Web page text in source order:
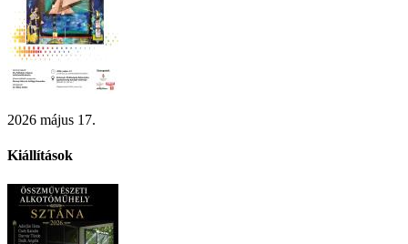
2026 május 17.
Kiállítások